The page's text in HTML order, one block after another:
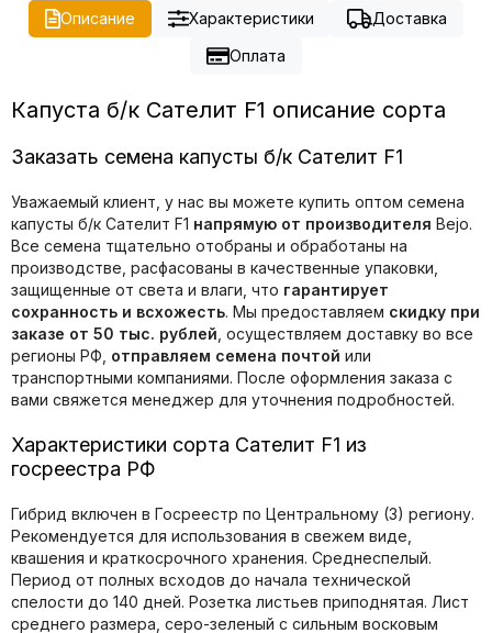
Описание Характеристики
Доставка
Оплата
Капуста б/к Сателит F1 описание сорта
Заказать семена капусты б/к Сателит F1
Уважаемый клиент, у нас вы можете купить оптом семена
капусты б/к Сателит F1 напрямую от производителя Bejo.
Все семена тщательно отобраны и обработаны на
производстве, расфасованы в качественные упаковки,
защищенные от света и влаги, что гарантирует
сохранность и всхожесть. Мы предоставляем скидку при
заказе от 50 тыс. рублей , осуществляем доставку во все
регионы РФ, отправляем семена почтой или
транспортными компаниями. После оформления заказа с
вами свяжется менеджер для уточнения подробностей.
Характеристики сорта Сателит F1 из
госреестра РФ
Гибрид включен в Госреестр по Центральному (3) региону.
Рекомендуется для использования в свежем виде,
квашения и краткосрочного хранения. Среднеспелый.
Период от полных всходов до начала технической
спелости до 140 дней. Розетка листьев приподнятая. Лист
среднего размера, серо-зеленый с сильным восковым